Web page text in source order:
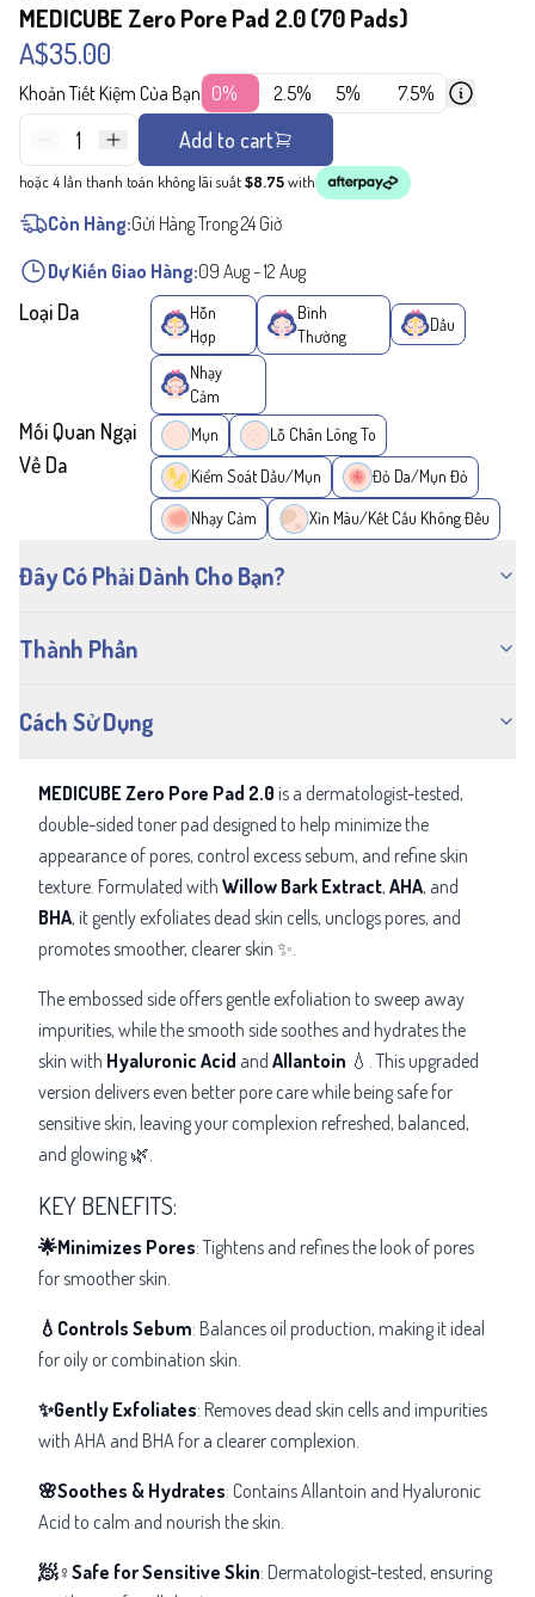
MEDICUBE Zero Pore Pad 2.0 (70 Pads)
A$35.00
Khoản Tiết Kiệm Của Bạn 0% 2.5% 5% 7.5%
1 Add to cart
hoặc 4 lần thanh toán không lãi suất$8.75with
Còn Hàng:Gửi Hàng Trong 24 Giờ
Dự Kiến Giao Hàng:09 Aug-12 Aug
Loại Da
Hỗn
Hợp
Bình
Thường
Dầu
Nhạy
Cảm
Mối Quan Ngại
Về Da
Mụn Lỗ Chân Lông To
Kiểm Soát Dầu/Mụn Đỏ Da/Mụn Đỏ
Nhạy Cảm Xỉn Màu/Kết Cấu Không Đều
Đây Có Phải Dành Cho Bạn?
Thành Phần
Cách Sử Dụng
MEDICUBE Zero Pore Pad 2.0 is a dermatologist-tested,
double-sided toner pad designed to help minimize the
appearance of pores, control excess sebum, and refine skin
texture. Formulated with Willow Bark Extract, AHA, and
BHA, it gently exfoliates dead skin cells, unclogs pores, and
promotes smoother, clearer skin ✨.
The embossed side offers gentle exfoliation to sweep away
impurities, while the smooth side soothes and hydrates the
skin with Hyaluronic Acid and Allantoin 💧. This upgraded
version delivers even better pore care while being safe for
sensitive skin, leaving your complexion refreshed, balanced,
and glowing 🌿.
KEY BENEFITS:
🌟Minimizes Pores: Tightens and refines the look of pores
for smoother skin.
💧Controls Sebum: Balances oil production, making it ideal
for oily or combination skin.
✨Gently Exfoliates: Removes dead skin cells and impurities
with AHA and BHA for a clearer complexion.
🌸Soothes & Hydrates: Contains Allantoin and Hyaluronic
Acid to calm and nourish the skin.
🧖♀️Safe for Sensitive Skin: Dermatologist-tested, ensuring